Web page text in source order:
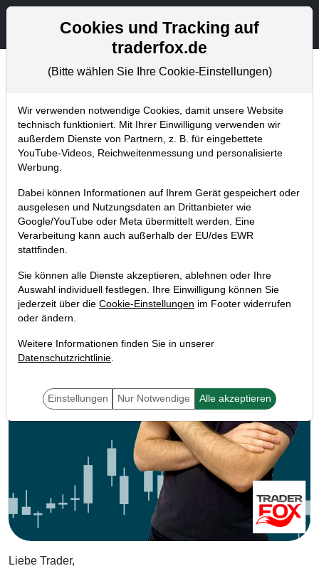
Aktien- und Artikelsuche
Trader-Blog
Home Blog Trader-Blog
Wachstumsaktien - So findest du
die überzeugendsten
Umsatzraketen!
09.11.2021 um 11:54 Uhr |A. Zehetner
Liebe Trader,
Cookies und Tracking auf
traderfox.de
(Bitte wählen Sie Ihre Cookie-Einstellungen)
Wir verwenden notwendige Cookies, damit unsere Website
technisch funktioniert. Mit Ihrer Einwilligung verwenden wir
außerdem Dienste von Partnern, z. B. für eingebettete
YouTube-Videos, Reichweitenmessung und personalisierte
Werbung.
Dabei können Informationen auf Ihrem Gerät gespeichert oder
ausgelesen und Nutzungsdaten an Drittanbieter wie
Google/YouTube oder Meta übermittelt werden. Eine
Verarbeitung kann auch außerhalb der EU/des EWR
stattfinden.
Sie können alle Dienste akzeptieren, ablehnen oder Ihre
Auswahl individuell festlegen. Ihre Einwilligung können Sie
jederzeit über die Cookie-Einstellungen im Footer widerrufen
oder ändern.
Weitere Informationen finden Sie in unserer
Datenschutzrichtlinie.
Einstellungen Nur Notwendige Alle akzeptieren